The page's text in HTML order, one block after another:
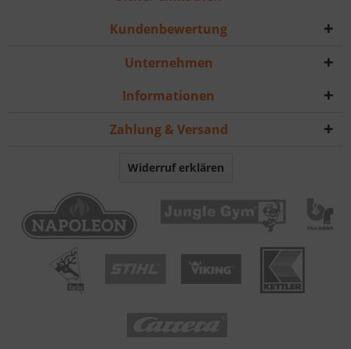
Kundenbewertung
Unternehmen
Informationen
Zahlung & Versand
Widerruf erklären